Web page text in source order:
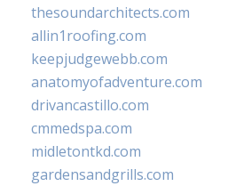
thesoundarchitects.com
allin1roofing.com
keepjudgewebb.com
anatomyofadventure.com
drivancastillo.com
cmmedspa.com
midletontkd.com
gardensandgrills.com